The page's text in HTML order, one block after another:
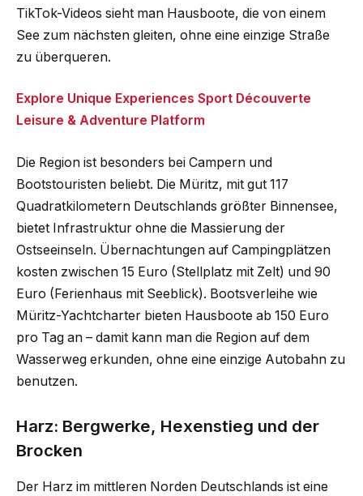
TikTok-Videos sieht man Hausboote, die von einem
See zum nächsten gleiten, ohne eine einzige Straße
zu überqueren.
Explore Unique Experiences Sport Découverte
Leisure & Adventure Platform
Die Region ist besonders bei Campern und
Bootstouristen beliebt. Die Müritz, mit gut 117
Quadratkilometern Deutschlands größter Binnensee,
bietet Infrastruktur ohne die Massierung der
Ostseeinseln. Übernachtungen auf Campingplätzen
kosten zwischen 15 Euro (Stellplatz mit Zelt) und 90
Euro (Ferienhaus mit Seeblick). Bootsverleihe wie
Müritz-Yachtcharter bieten Hausboote ab 150 Euro
pro Tag an – damit kann man die Region auf dem
Wasserweg erkunden, ohne eine einzige Autobahn zu
benutzen.
Harz: Bergwerke, Hexenstieg und der
Brocken
Der Harz im mittleren Norden Deutschlands ist eine